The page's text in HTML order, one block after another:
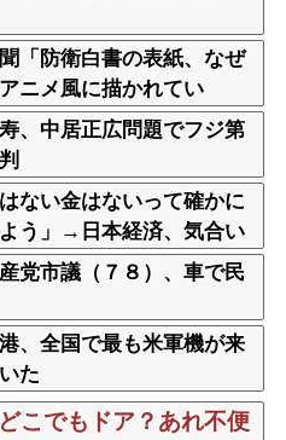
「防衛白書の表紙、なぜ
ニメ風に描かれてい
生臭い表紙の方が良かっ
？」
、中居正広問題でフジ第
ない金はないって確かに
う」→日本経済、気合い
党市議（７８）、車で民
、全国で最も米軍機が来
た
こでもドア？あれ不便